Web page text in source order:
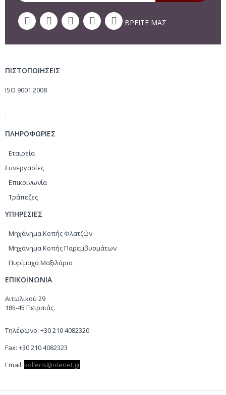
ΒΡΕΙΤΕ ΜΑΣ
ΠΙΣΤΟΠΟΙΗΣΕΙΣ
ISO 9001:2008
ΠΛΗΡΟΦΟΡΙΕΣ
Εταιρεία
Συνεργασίες
Επικοινωνία
Τράπεζες
ΥΠΗΡΕΣΙΕΣ
Μηχάνημα Κοπής Φλατζών
Μηχάνημα Κοπής Παρεμβυσμάτων
Πυρίμαχα Μαξιλάρια
ΕΠΙΚΟΙΝΩΝΙΑ
Αιτωλικού 29
185-45 Πειραιάς.
Τηλέφωνο: +30 210 4082320
Fax: +30 210 4082323
Email: kolleris@otenet.gr